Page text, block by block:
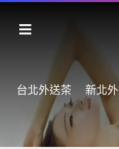
台北外送茶 新北